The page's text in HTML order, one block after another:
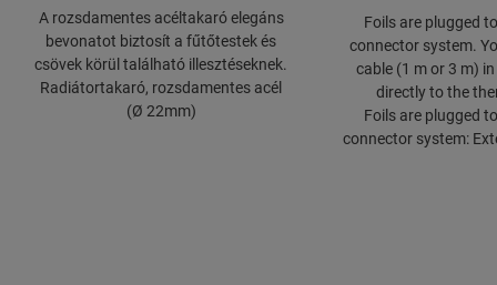
A rozsdamentes acéltakaró elegáns
bevonatot biztosít a fűtőtestek és
csövek körül található illesztéseknek.
Radiátortakaró, rozsdamentes acél
(Ø 22mm)
Foils are plugged
connector system.
cable (1 m or 3 m)
directly to the
Foils are plugged
connector system: